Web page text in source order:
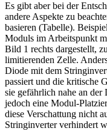
Es gibt aber bei der
andere Aspekte zu
basieren (Tabelle).
Moduls im Arbeitspunkt
Bild 1 rechts dargestellt,
limitierenden Zelle.
Diode mit dem
passiert und die kritische
sie gefährlich nahe an
jedoch eine Modul-
diese Verschattung nicht
Stringinverter verhindert